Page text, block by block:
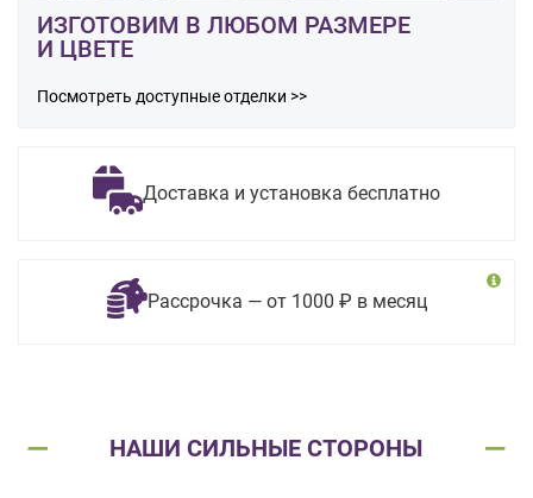
ИЗГОТОВИМ В ЛЮБОМ РАЗМЕРЕ
И ЦВЕТЕ
Посмотреть доступные отделки >>
Доставка и установка бесплатно
Рассрочка — от 1000 ₽ в месяц
НАШИ СИЛЬНЫЕ СТОРОНЫ